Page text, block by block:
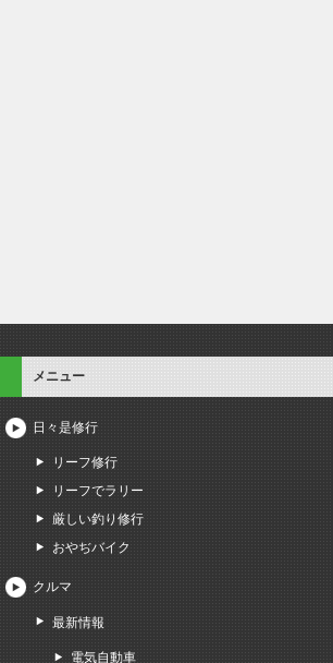
メニュー
日々是修行
リーフ修行
リーフでラリー
厳しい釣り修行
おやぢバイク
クルマ
最新情報
電気自動車